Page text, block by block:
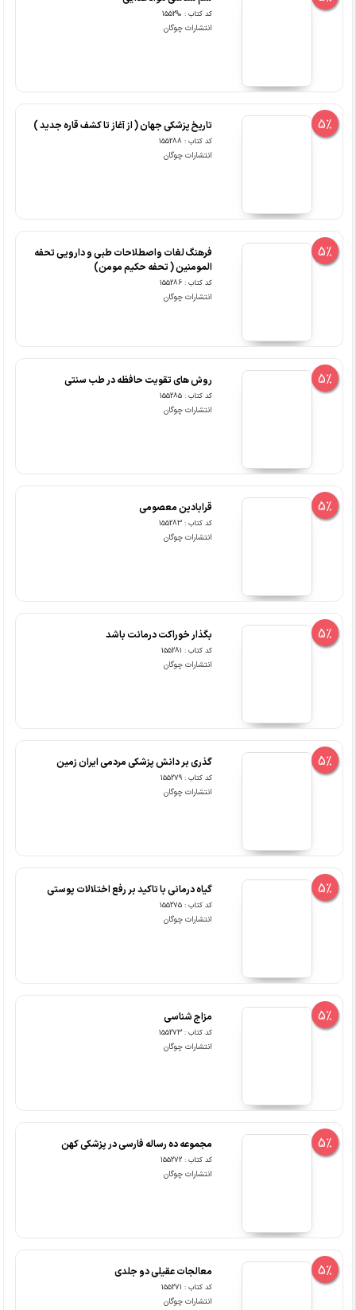
کد کتاب : 155290
انتشارات چوگان
5% تاریخ پزشکی جهان ( از آغاز تا کشف قاره جدید )
کد کتاب : 155288
انتشارات چوگان
5%
فرهنگ لغات واصطلاحات طبی و دارویی تحفه
المومنین ( تحفه حکیم مومن)
کد کتاب : 155286
انتشارات چوگان
5% روش های تقویت حافظه در طب سنتی
کد کتاب : 155285
انتشارات چوگان
5% قرابادین معصومی
کد کتاب : 155283
انتشارات چوگان
5% بگذار خوراکت درمانت باشد
کد کتاب : 155281
انتشارات چوگان
5% گذری بر دانش پزشکی مردمی ایران زمین
کد کتاب : 155279
انتشارات چوگان
5% گیاه درمانی با تاکید بر رفع اختلالات پوستی
کد کتاب : 155275
انتشارات چوگان
5% مزاج شناسی
کد کتاب : 155273
انتشارات چوگان
5% مجموعه ده رساله فارسی در پزشکی کهن
کد کتاب : 155272
انتشارات چوگان
5% معالجات عقیلی دو جلدی
کد کتاب : 155271
انتشارات چوگان